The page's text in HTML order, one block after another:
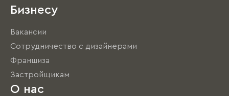
Бизнесу
Вакансии
Сотрудничество с дизайнерами
Франшиза
Застройщикам
О нас